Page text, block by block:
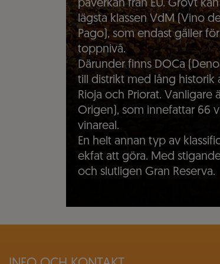
påverkan från EU. Grovt
lägsta klassen VdM (Vino
Pago), som endast gäller
toppnivå.
Därunder finns DOCa
till distrikt med lång historik
Rioja och Priorat.
Origen), som innefattar 66
vinareal.
En helt annan typ av
ekfat att göra. Med
och slutligen Gran Reserva.